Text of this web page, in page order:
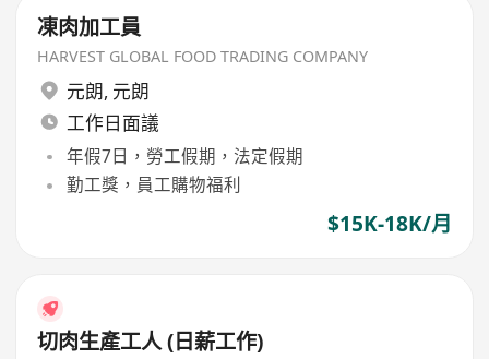
凍肉加工員
HARVEST GLOBAL FOOD TRADING COMPANY
元朗, 元朗
工作日面議
年假7日，勞工假期，法定假期
勤工獎，員工購物福利
$15K-18K/月
切肉生產工人 (日薪工作)